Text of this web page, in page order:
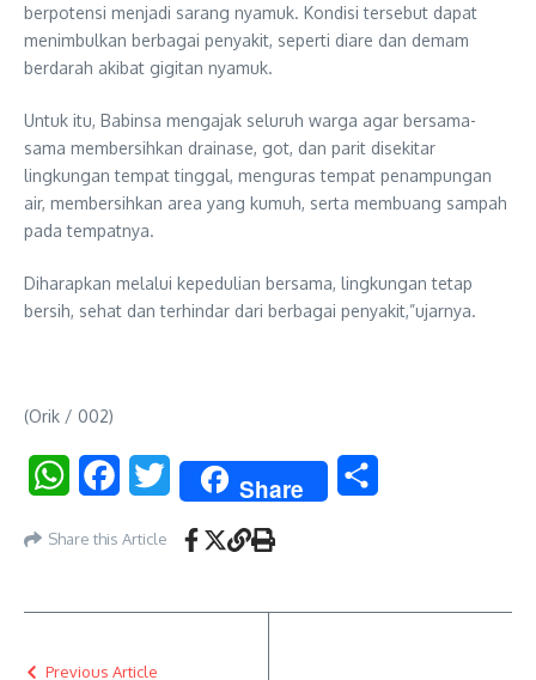
berpotensi menjadi sarang nyamuk. Kondisi tersebut dapat
menimbulkan berbagai penyakit, seperti diare dan demam
berdarah akibat gigitan nyamuk.
Untuk itu, Babinsa mengajak seluruh warga agar bersama-
sama membersihkan drainase, got, dan parit disekitar
lingkungan tempat tinggal, menguras tempat penampungan
air, membersihkan area yang kumuh, serta membuang sampah
pada tempatnya.
Diharapkan melalui kepedulian bersama, lingkungan tetap
bersih, sehat dan terhindar dari berbagai penyakit,”ujarnya.
(Orik / 002)
WhatsAppFacebookTwitter Share
Share this Article
Previous Article